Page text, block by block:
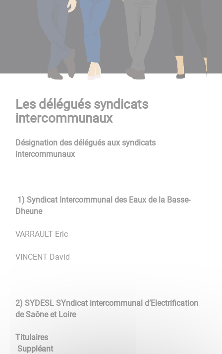
Les délégués syndicats
intercommunaux
Désignation des délégués aux syndicats
intercommunaux
1) Syndicat Intercommunal des Eaux de la Basse-
Dheune
VARRAULT Eric
VINCENT David
2) SYDESL SYndicat intercommunal d’Electrification
de Saône et Loire
Titulaires
Suppléant